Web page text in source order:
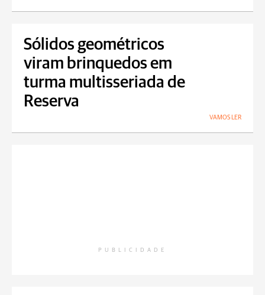
Sólidos geométricos
viram brinquedos em
turma multisseriada de
Reserva
VAMOS LER
PUBLICIDADE